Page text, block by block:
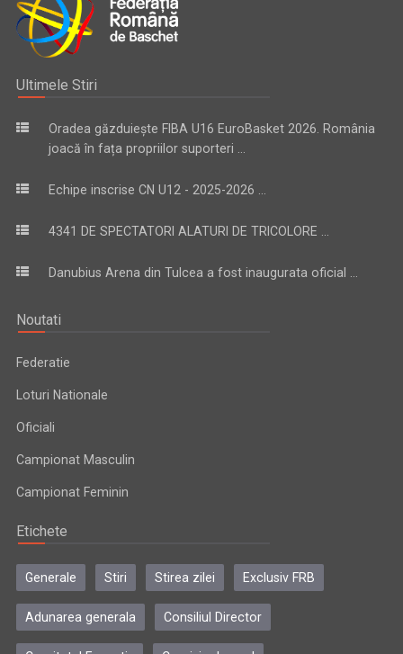
Ultimele Stiri
Oradea găzduiește FIBA U16 EuroBasket 2026. România
joacă în fața propriilor suporteri ...
Echipe inscrise CN U12 - 2025-2026 ...
4341 DE SPECTATORI ALATURI DE TRICOLORE ...
Danubius Arena din Tulcea a fost inaugurata oficial ...
Noutati
Federatie
Loturi Nationale
Oficiali
Campionat Masculin
Campionat Feminin
Etichete
Generale Stiri Stirea zilei Exclusiv FRB
Adunarea generala Consiliul Director